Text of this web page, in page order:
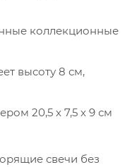
коллекционные
высоту 8 см,
20,5 х 7,5 х 9 см
свечи без